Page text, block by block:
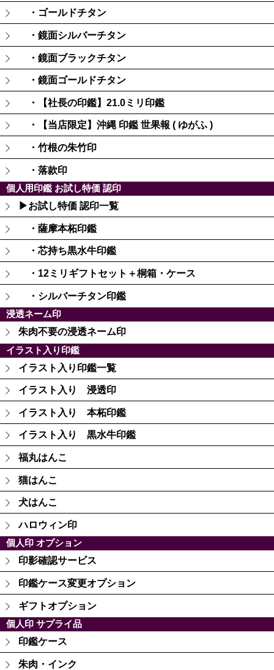
・ゴールドチタン
・鏡面シルバーチタン
・鏡面ブラックチタン
・鏡面ゴールドチタン
・【社長の印鑑】21.0ミリ印鑑
・【当店限定】沖縄 印鑑 世果報 ( ゆがふ )
・竹根の朱竹印
・落款印
個人用印鑑 お試し特価 認印
▶お試し特価 認印一覧
・薩摩本柘印鑑
・芯持ち黒水牛印鑑
・12ミリギフトセット＋桐箱・ケース
・シルバーチタン印鑑
浸透ネーム印
朱肉不要の浸透ネーム印
イラスト入り印鑑
イラスト入り印鑑一覧
イラスト入り 浸透印
イラスト入り 本柘印鑑
イラスト入り 黒水牛印鑑
福丸はんこ
猫はんこ
犬はんこ
ハロウィン印
個人印 オプション
印影確認サービス
印鑑ケース変更オプション
ギフトオプション
個人印 サプライ品
印鑑ケース
朱肉・インク